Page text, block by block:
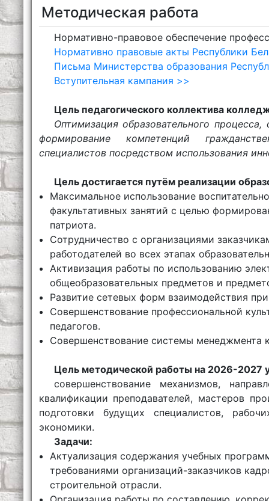
Методическая работа
Нормативно-правовое обеспечение
Нормативно правовые акты Республики
Письма Министерства образования
Вступительная кампания >>
Цель педагогического коллектива
Оптимизация образовательного
формирование компетенций
специалистов посредством использования
Цель достигается путём реализации
Максимальное использование
факультативных занятий с целью
патриота.
Сотрудничество с организациями
работодателей во всех этапах
Активизация работы по использованию
общеобразовательных предметов и
Развитие сетевых форм взаимодействия
Совершенствование профессиональной
педагогов.
Совершенствование системы менеджмента
Цель методической работы на 2026-2027
совершенствование механизмов,
квалификации преподавателей, мастеров
подготовки будущих специалистов,
экономики.
Задачи:
Актуализация содержания учебных
требованиями организаций-заказчиков
строительной отрасли.